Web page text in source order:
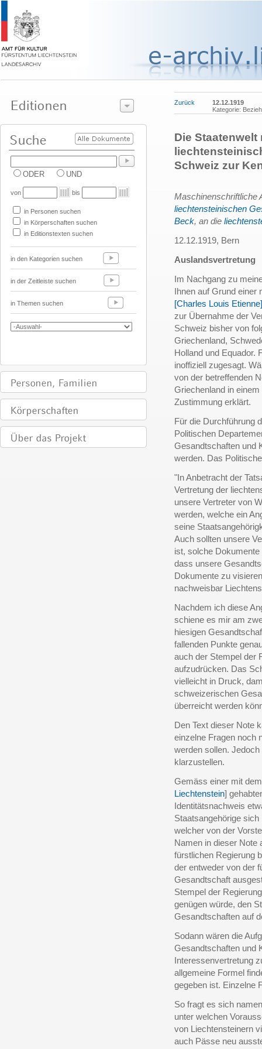
ODER UND
von bis
in Personen suchen
in Körperschaften suchen
in Editionstexten suchen
in den Kategorien suchen
in der Zeitleiste suchen
in Themen suchen
Zurück
12.12.1919
Kategorie:
Die
Schweiz zur
Maschinenschriftliche
liechtensteinischen
Beck, an die
12.12.1919, Bern
Auslandsvertretung
Im Nachgang zu
Ihnen auf Grund einer
[Charles Louis
zur Übernahme der
Schweiz bisher von
Griechenland,
Holland und Equador.
inoffiziell zugesagt.
von der betreffenden
Griechenland in
Zustimmung erklärt.
Für die Durchführung
Politischen
Gesandtschaften und
werden. Das
"In Anbetracht der
Vertretung der
unsere Vertreter von
werden, welche ein
seine
Auch sollten unsere
ist, solche
dass unsere
Dokumente zu
nachweisbar
Nachdem ich diese
schiene es mir am
hiesigen
fallenden Punkte
auch der Stempel der
aufzudrücken. Das
vielleicht in Druck,
schweizerischen
überreicht werden
Den Text dieser Note
einzelne Fragen noch
werden sollen.
klarzustellen.
Gemäss einer mit
Liechtenstein]
Identitätsnachweis
Staatsangehörige
welcher von der
Namen in dieser Note
fürstlichen Regierung
der entweder von der
Gesandtschaft
Stempel der
genügen würde, den
Gesandtschaften auf
Sodann wären die
Gesandtschaften und
Interessenvertretung
allgemeine Formel
gegeben ist. Einzelne
So fragt es sich
unter welchen
von Liechtensteinern
auch Pässe neu